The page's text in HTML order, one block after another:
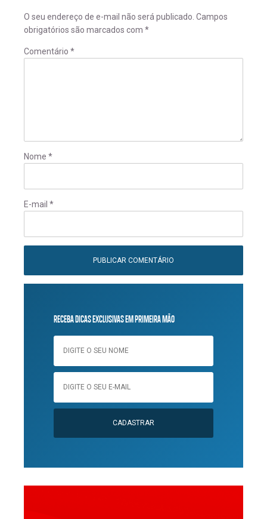
O seu endereço de e-mail não será publicado. Campos
obrigatórios são marcados com *
Comentário *
Nome *
E-mail *
RECEBA DICAS EXCLUSIVAS EM PRIMEIRA MÃO
CADASTRAR